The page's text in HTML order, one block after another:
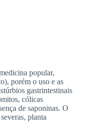
popular,
porém o uso e as
gastrintestinais
cólicas
de saponinas. O
planta